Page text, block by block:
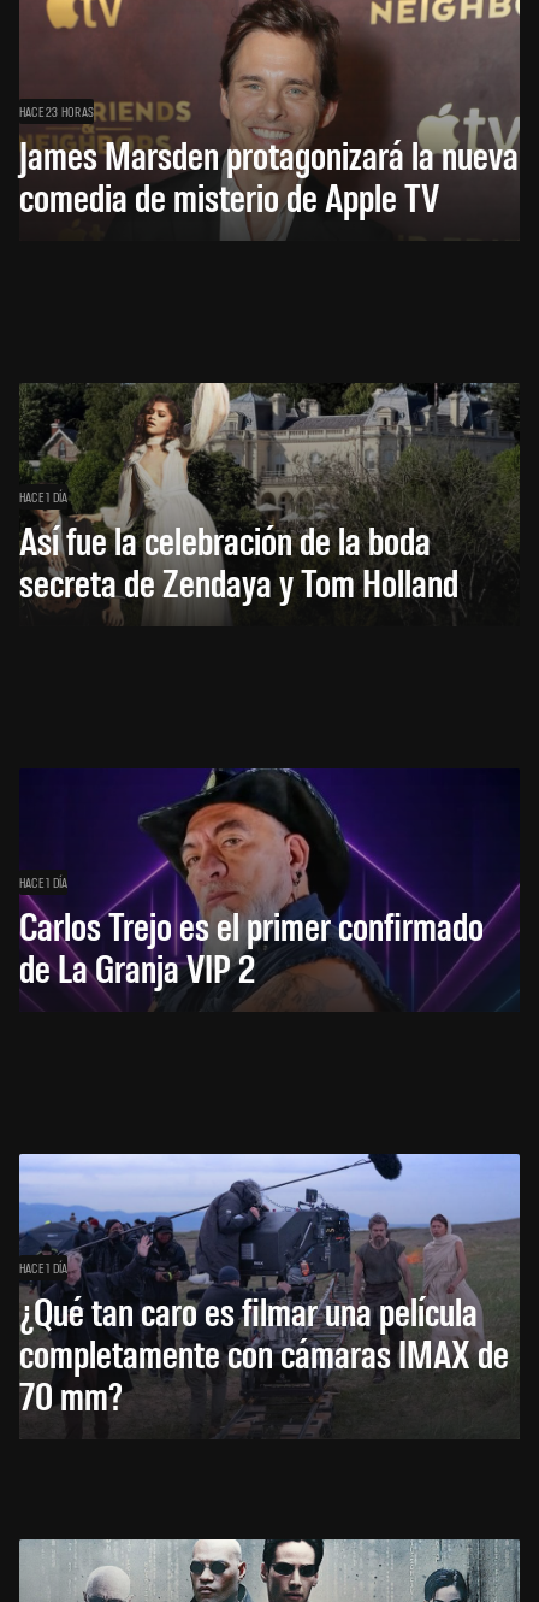
HACE 23 HORAS
James Marsden protagonizará la nueva
comedia de misterio de Apple TV
HACE 1 DÍA
Así fue la celebración de la boda
secreta de Zendaya y Tom Holland
HACE 1 DÍA
Carlos Trejo es el primer confirmado
de La Granja VIP 2
HACE 1 DÍA
¿Qué tan caro es filmar una película
completamente con cámaras IMAX de
70 mm?